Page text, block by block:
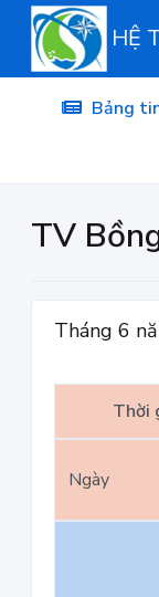
HỆ
Bảng
TV
Tháng 6
Thời
Ngày